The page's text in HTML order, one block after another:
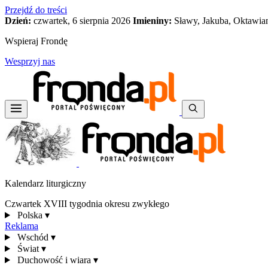
Przejdź do treści
Dzień: czwartek, 6 sierpnia 2026 Imieniny: Sławy, Jakuba,
Wspieraj Frondę
Wesprzyj nas
Kalendarz liturgiczny
Czwartek XVIII tygodnia okresu zwykłego
Polska ▾
Reklama
Wschód ▾
Świat ▾
Duchowość i wiara ▾